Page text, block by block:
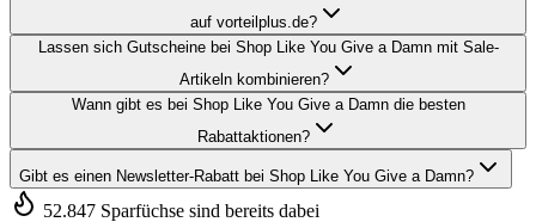
auf vorteilplus.de?
Lassen sich Gutscheine bei Shop Like You Give a Damn mit Sale-
Artikeln kombinieren?
Wann gibt es bei Shop Like You Give a Damn die besten
Rabattaktionen?
Gibt es einen Newsletter-Rabatt bei Shop Like You Give a Damn?
52.847 Sparfüchse sind bereits dabei